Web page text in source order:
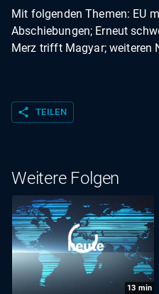
Mit folgenden Themen: EU
Abschiebungen; Erneut
Merz trifft Magyar; weiteren
share TEILEN
Weitere Folgen
13 min